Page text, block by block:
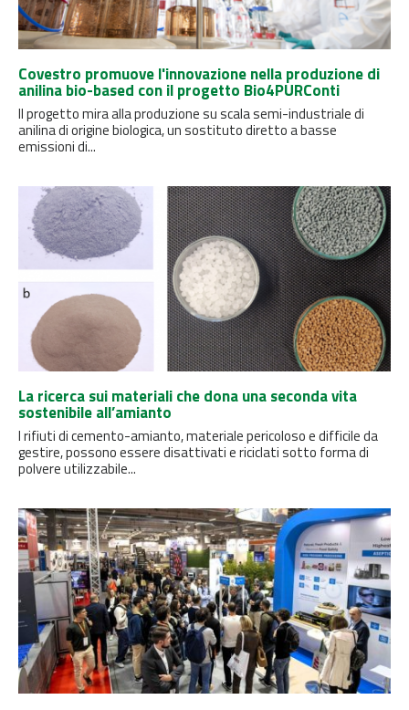
Covestro promuove l'innovazione nella produzione di
anilina bio-based con il progetto Bio4PURConti
Il progetto mira alla produzione su scala semi-industriale di
anilina di origine biologica, un sostituto diretto a basse
emissioni di...
La ricerca sui materiali che dona una seconda vita
sostenibile all’amianto
I rifiuti di cemento-amianto, materiale pericoloso e difficile da
gestire, possono essere disattivati ​​e riciclati sotto forma di
polvere utilizzabile...